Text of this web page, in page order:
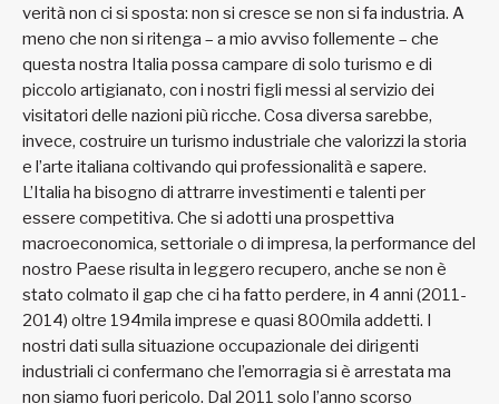
verità non ci si sposta: non si cresce se non si fa industria. A
meno che non si ritenga – a mio avviso follemente – che
questa nostra Italia possa campare di solo turismo e di
piccolo artigianato, con i nostri figli messi al servizio dei
visitatori delle nazioni più ricche. Cosa diversa sarebbe,
invece, costruire un turismo industriale che valorizzi la storia
e l’arte italiana coltivando qui professionalità e sapere.
L’Italia ha bisogno di attrarre investimenti e talenti per
essere competitiva. Che si adotti una prospettiva
macroeconomica, settoriale o di impresa, la performance del
nostro Paese risulta in leggero recupero, anche se non è
stato colmato il gap che ci ha fatto perdere, in 4 anni (2011-
2014) oltre 194mila imprese e quasi 800mila addetti. I
nostri dati sulla situazione occupazionale dei dirigenti
industriali ci confermano che l’emorragia si è arrestata ma
non siamo fuori pericolo. Dal 2011 solo l’anno scorso